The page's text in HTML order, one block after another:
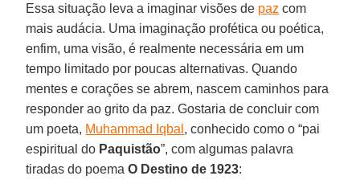
Essa situação leva a imaginar visões de paz com
mais audácia. Uma imaginação profética ou poética,
enfim, uma visão, é realmente necessária em um
tempo limitado por poucas alternativas. Quando
mentes e corações se abrem, nascem caminhos para
responder ao grito da paz. Gostaria de concluir com
um poeta, Muhammad Iqbal , conhecido como o “pai
espiritual do Paquistão”, com algumas palavra
tiradas do poemaO Destino de 1923: